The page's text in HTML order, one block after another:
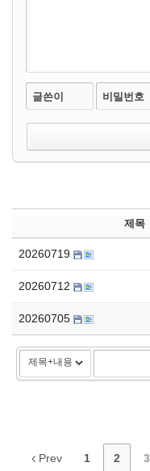
글쓴이 비밀번호
제목
20260719
20260712
20260705
Prev 1 2 3